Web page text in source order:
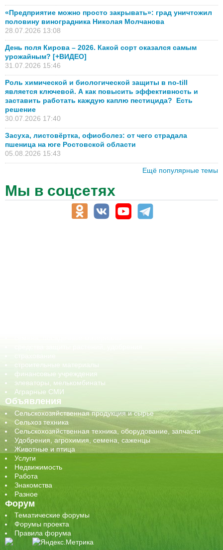
«Предприятие можно просто закрывать»: град уничтожил
половину виноградника Николая Молчанова
28.07.2026 13:08
День поля Кирова – 2026. Какой сорт оказался самым
урожайным? [+ВИДЕО]
31.07.2026 15:46
Роль химической и биологической защиты в no-till
является ключевой. А как повысить эффективность и
заставить работать каждую каплю пестицида? Есть
решение
30.07.2026 17:40
Засуха, листовёртка, офиоболез: от чего страдала
пшеница на юге Ростовской области
05.08.2026 15:43
Ещё популярные темы
Мы в соцсетях
строительные материалы
финансовые учреждения
элеваторы, мелькомбинаты
Аграрные СМИ
Объявления
Сельскохозяйственная продукция и сырье
Сельхоз техника
Сельскохозяйственная техника, оборудование, запчасти
Удобрения, агрохимия, семена, саженцы
Животные и птица
Услуги
Недвижимость
Работа
Знакомства
Разное
Форум
Тематические форумы
Форумы проекта
Правила форума